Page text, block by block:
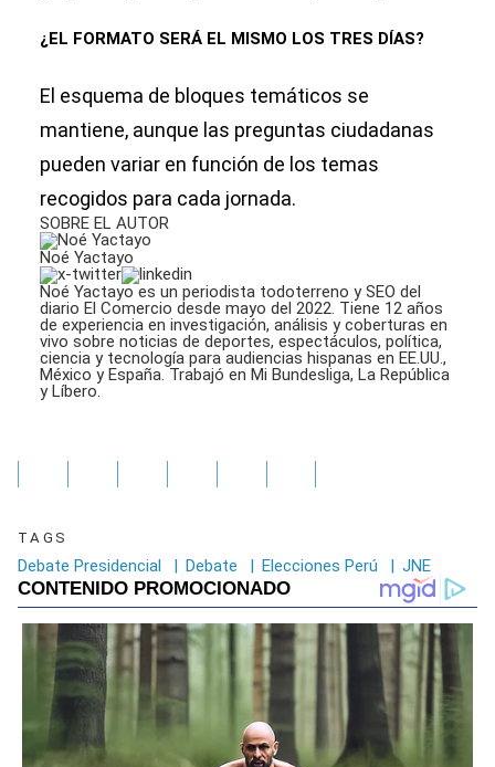
¿EL FORMATO SERÁ EL MISMO LOS TRES DÍAS?
El esquema de bloques temáticos se
mantiene, aunque las preguntas ciudadanas
pueden variar en función de los temas
recogidos para cada jornada.
SOBRE EL AUTOR
Noé Yactayo
Noé Yactayo es un periodista todoterreno y SEO del
diario El Comercio desde mayo del 2022. Tiene 12 años
de experiencia en investigación, análisis y coberturas en
vivo sobre noticias de deportes, espectáculos, política,
ciencia y tecnología para audiencias hispanas en EE.UU.,
México y España. Trabajó en Mi Bundesliga, La República
y Líbero.
TAGS
Debate Presidencial | Debate | Elecciones Perú | JNE